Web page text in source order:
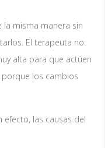
misma manera sin
El terapeuta no
alta para que actúen
los cambios
las causas del